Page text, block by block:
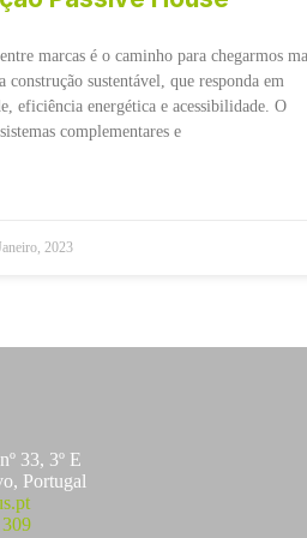
marcas é o caminho para chegarmos
construção sustentável, que responda em
eficiência energética e acessibilidade. O
complementares e
2023
33, 3º E
Portugal